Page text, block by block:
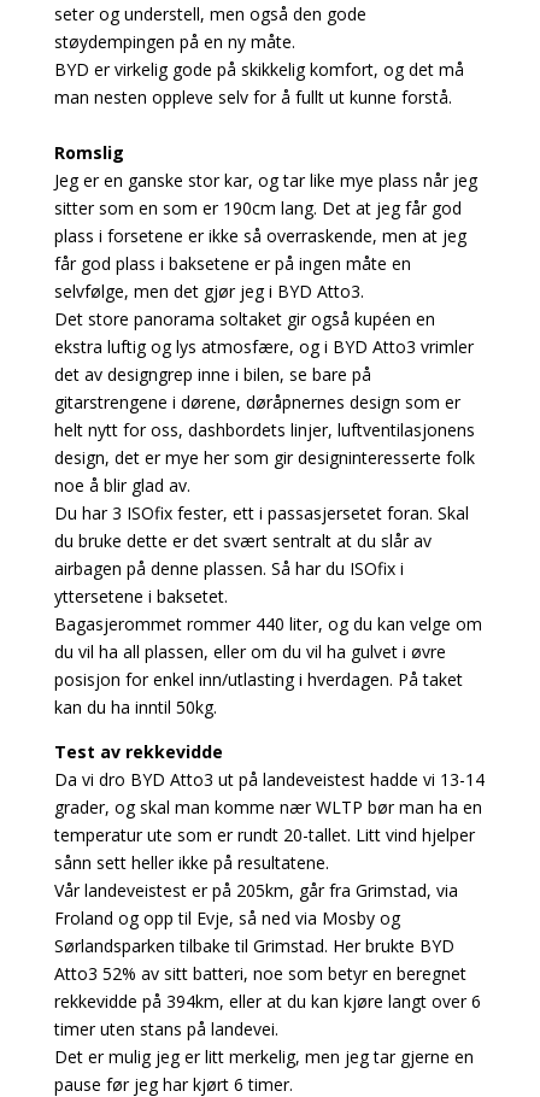
seter og understell, men også den gode
støydempingen på en ny måte.
BYD er virkelig gode på skikkelig komfort, og det må
man nesten oppleve selv for å fullt ut kunne forstå.
Romslig
Jeg er en ganske stor kar, og tar like mye plass når jeg
sitter som en som er 190cm lang. Det at jeg får god
plass i forsetene er ikke så overraskende, men at jeg
får god plass i baksetene er på ingen måte en
selvfølge, men det gjør jeg i BYD Atto3.
Det store panorama soltaket gir også kupéen en
ekstra luftig og lys atmosfære, og i BYD Atto3 vrimler
det av designgrep inne i bilen, se bare på
gitarstrengene i dørene, døråpnernes design som er
helt nytt for oss, dashbordets linjer, luftventilasjonens
design, det er mye her som gir designinteresserte folk
noe å blir glad av.
Du har 3 ISOfix fester, ett i passasjersetet foran. Skal
du bruke dette er det svært sentralt at du slår av
airbagen på denne plassen. Så har du ISOfix i
yttersetene i baksetet.
Bagasjerommet rommer 440 liter, og du kan velge om
du vil ha all plassen, eller om du vil ha gulvet i øvre
posisjon for enkel inn/utlasting i hverdagen. På taket
kan du ha inntil 50kg.
Test av rekkevidde
Da vi dro BYD Atto3 ut på landeveistest hadde vi 13-14
grader, og skal man komme nær WLTP bør man ha en
temperatur ute som er rundt 20-tallet. Litt vind hjelper
sånn sett heller ikke på resultatene.
Vår landeveistest er på 205km, går fra Grimstad, via
Froland og opp til Evje, så ned via Mosby og
Sørlandsparken tilbake til Grimstad. Her brukte BYD
Atto3 52% av sitt batteri, noe som betyr en beregnet
rekkevidde på 394km, eller at du kan kjøre langt over 6
timer uten stans på landevei.
Det er mulig jeg er litt merkelig, men jeg tar gjerne en
pause før jeg har kjørt 6 timer.